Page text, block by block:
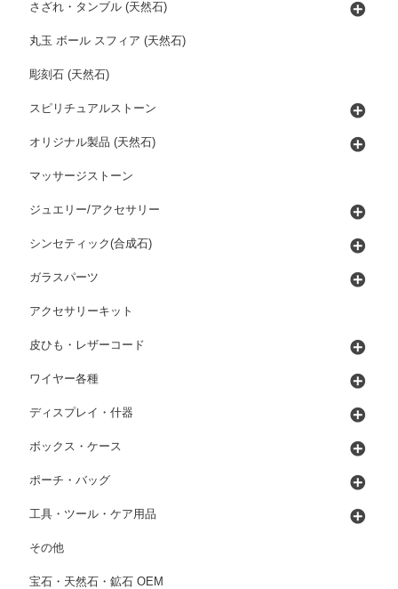
さざれ・タンブル (天然石)
丸玉 ボール スフィア (天然石)
彫刻石 (天然石)
スピリチュアルストーン
オリジナル製品 (天然石)
マッサージストーン
ジュエリー/アクセサリー
シンセティック(合成石)
ガラスパーツ
アクセサリーキット
皮ひも・レザーコード
ワイヤー各種
ディスプレイ・什器
ボックス・ケース
ポーチ・バッグ
工具・ツール・ケア用品
その他
宝石・天然石・鉱石 OEM